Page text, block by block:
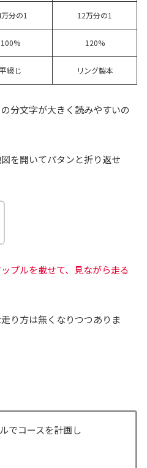
分の1 12万分の1
100% 120%
平綴じ リング製本
分文字が大きく読みやすいの
を開いてパタンと折り返せ
プルを載せて、見ながら走る
り方は無くなりつつありま
でコースを計画し